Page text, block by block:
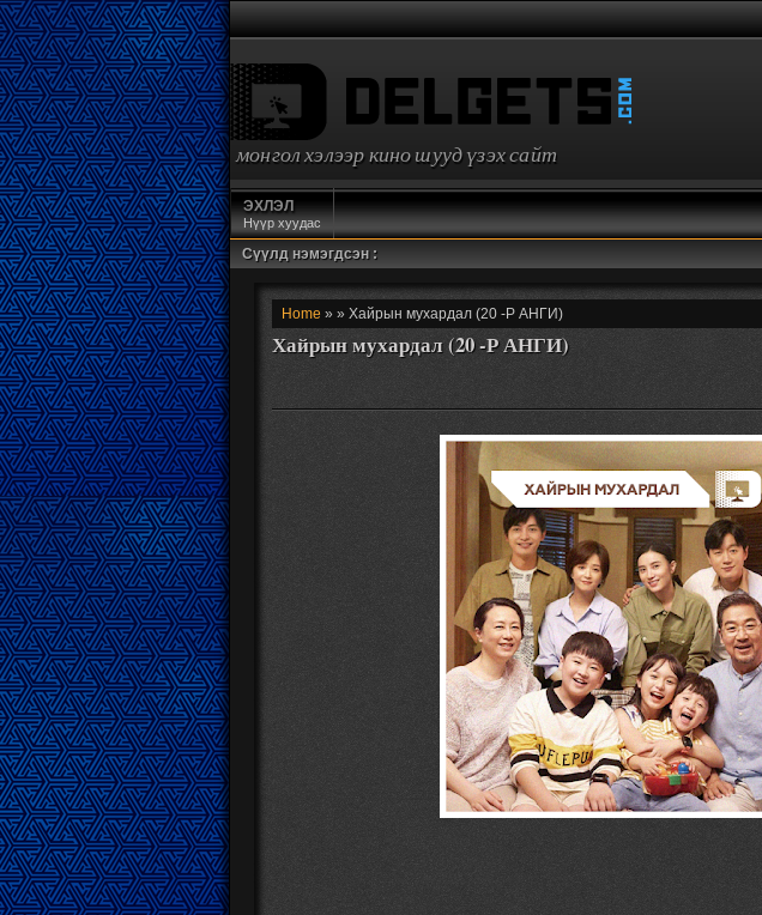
монгол хэлээр кино шууд үзэх сайт
ЭХЛЭЛ
Нүүр хуудас
Сүүлд нэмэгдсэн :
Home » » Хайрын мухардал (20 -Р АНГИ)
Хайрын мухардал (20 -Р АНГИ)